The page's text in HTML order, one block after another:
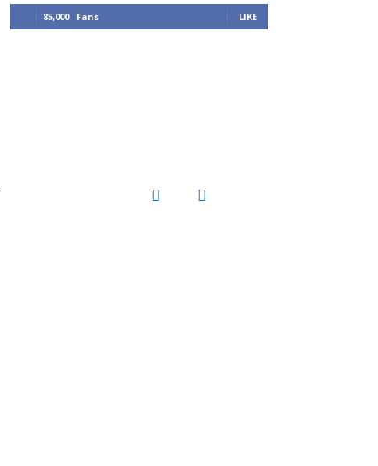
85,000 Fans LIKE